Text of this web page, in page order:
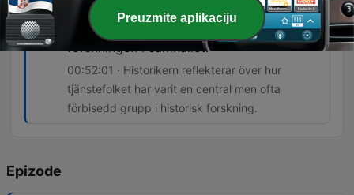
näringar också, gruvor och städer och så
vidare. Att den är så pass osynlig ändå i
forskningen i samhället.
00:52:01 · Historikern reflekterar över hur
tjänstefolket har varit en central men ofta
förbisedd grupp i historisk forskning.
Epizode
Preuzmite aplikaciju